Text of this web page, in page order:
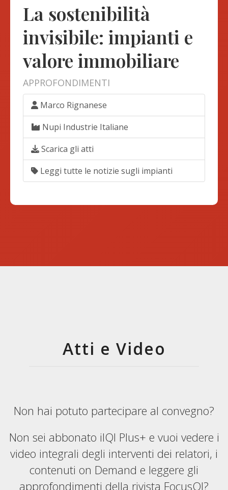
La sostenibilità
invisibile: impianti e
valore immobiliare
APPROFONDIMENTI
Marco Rignanese
Nupi Industrie Italiane
Scarica gli atti
Leggi tutte le notizie sugli impianti
Atti e Video
Non hai potuto partecipare al convegno?
Non sei abbonato ilQI Plus+ e vuoi vedere i
video integrali degli interventi dei relatori, i
contenuti on Demand e leggere gli
approfondimenti della rivista FocusQI?